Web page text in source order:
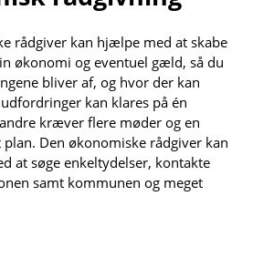
rådgiver kan hjælpe med at skabe
økonomi og eventuel gæld, så du
bliver af, og hvor der kan
kan klares på én
kræver flere møder og en
plan. Den økonomiske rådgiver kan
at søge enkeltydelser, kontakte
samt kommunen og meget